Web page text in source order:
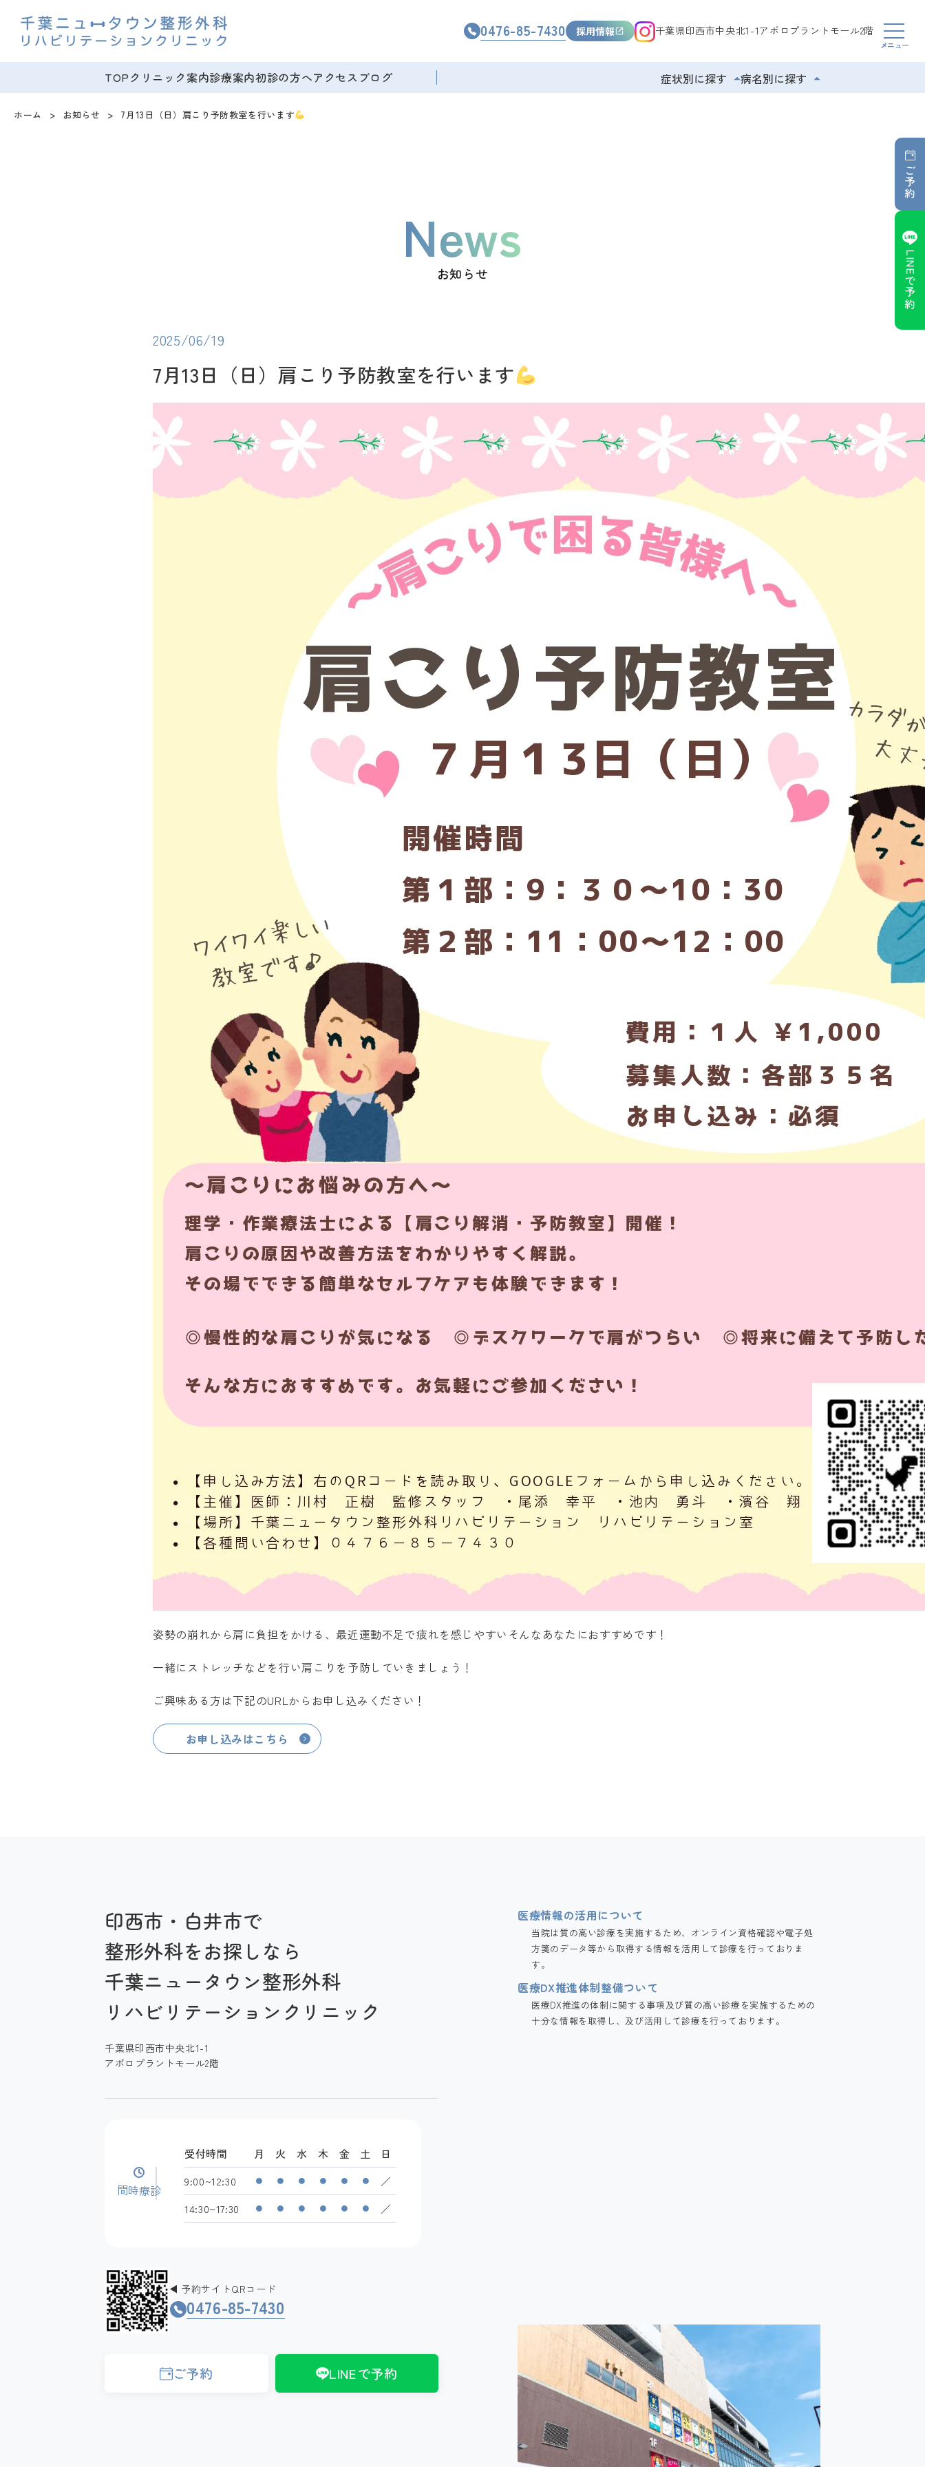
0476-85-7430 採用情報 千葉県印西市中央北1-1アポロプラントモール2階
TOP クリニック案内診療案内初診の方へアクセス ブログ 症状別に探す 病名別に探す
ホーム お知らせ 7月13日（日）肩こり予防教室を行います
News
お知らせ
2025/06/19
7月13日（日） 肩こり予防教室を行います
姿勢の崩れから肩に負担をかける、最近運動不足で疲れを感じやすいそんなあなたにおすすめです！
一緒にストレッチなどを行い肩こりを予防していきましょう！
ご興味ある方は下記のURLからお申し込みください！
お申し込みはこちら
印西市・白井市で
整形外科をお探しなら
千葉ニュータウン整形外科
リハビリテーションクリニック
千葉県印西市中央北1-1
アポロプラントモール2階
診療時間
受付時間 月 火 水 木 金 土
日
9:00~12:30
● ● ● ● ● ●
／
14:30~17:30
● ● ● ● ● ● ／
予約サイトQRコード
0476-85-7430
ご予約 LINEで予約
医療情報の活用について
当院は質の高い診療を実施するため、オンライン資格確認や電子処
方箋のデータ等から取得する情報を活用して診療を行っておりま
す。
医療DX推進体制整備ついて
医療DX推進の体制に関する事項及び質の高い診療を実施するための
十分な情報を取得し、及び活用して診療を行っております。
ご予約
LINE
で予約